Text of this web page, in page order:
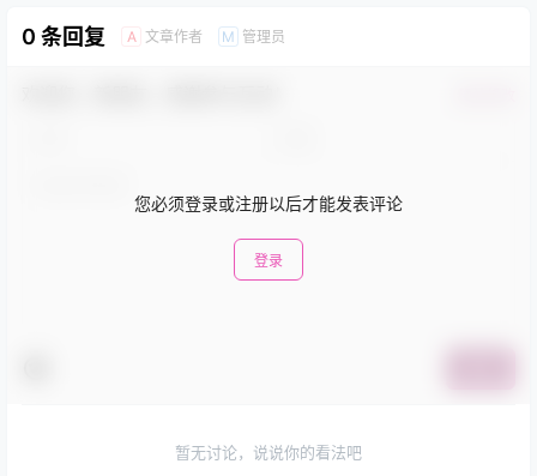
0 条回复 A 文章作者 M 管理员
您必须登录或注册以后才能发表评论
登录
暂无讨论，说说你的看法吧